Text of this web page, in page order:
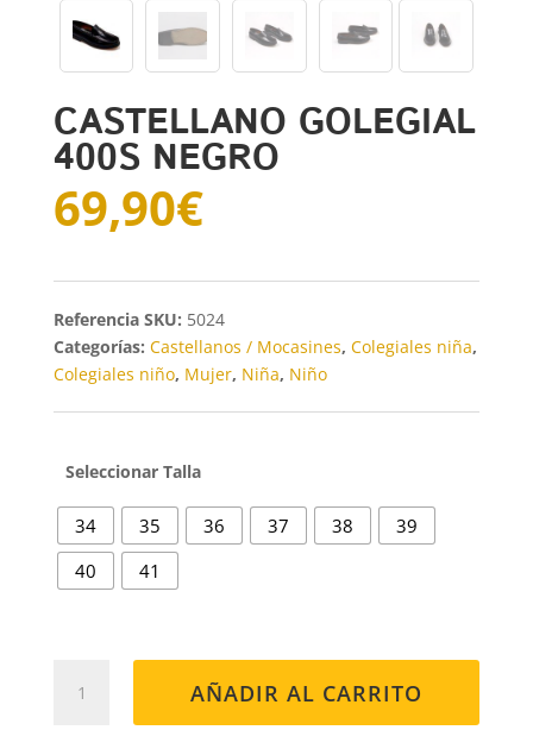
CASTELLANO GOLEGIAL
400S NEGRO
69,90€
Talla
34 35 36 37 38
39
40
41
GOLEGIAL
AÑADIR AL CARRITO
SKU: 5024
Categorías: Castellanos / Mocasines, Colegiales niña,
Colegiales niño, Mujer, Niña, Niño